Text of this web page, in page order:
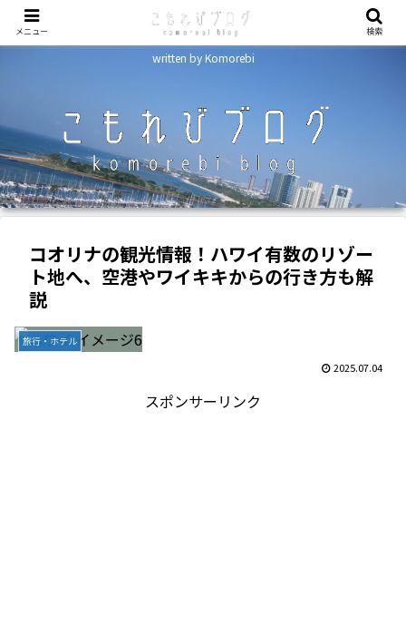
written by Komorebi
コオリナの観光情報！ハワイ有数のリゾー
ト地へ、空港やワイキキからの行き方も解
説
旅行・ホテル
2025.07.04
スポンサーリンク
メニュー 検索